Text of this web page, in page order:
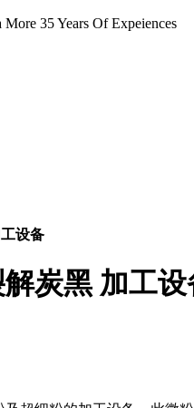
More 35 Years Of Expeiences
设备
炭黑 加工设